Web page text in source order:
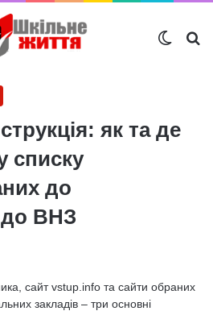
як та де
списку
до
до ВНЗ
сайт vstup.info та сайти обраних
закладів – три основні